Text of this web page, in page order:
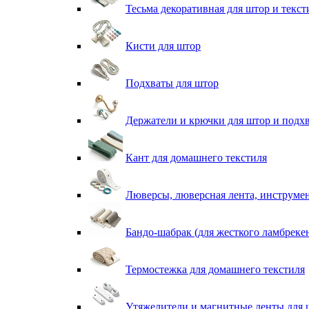
Тесьма декоративная для штор и
Кисти для штор
Подхваты для штор
Держатели и крючки для штор и
Кант для домашнего текстиля
Люверсы, люверсная лента,
Бандо-шабрак (для жесткого
Термостежка для домашнего текстиля
Утяжелители и магнитные ленты для